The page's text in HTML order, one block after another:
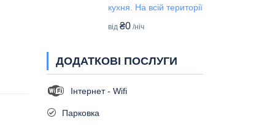
кухня. На всій території
від ₴0 /ніч
ДОДАТКОВІ ПОСЛУГИ
Інтернет - Wifi
Парковка